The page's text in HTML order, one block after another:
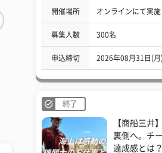
開催場所 オンラインにて実施
募集人数 300名
申込締切 2026年08月31日(月
終了
【商船三井
裏側へ。チ
達成感とは